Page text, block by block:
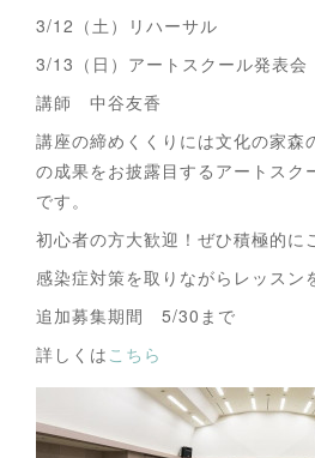
3/12（土）リハーサル
3/13（日）アートスクール発表会
講師 中谷友香
講座の締めくくりには文化の家森
の成果をお披露目するアートスク
です。
初心者の方大歓迎！ぜひ積極的に
感染症対策を取りながらレッスン
追加募集期間 5/30まで
詳しくは こちら